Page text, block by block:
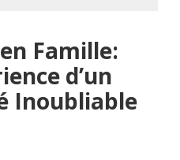
Famille:
d’un
Inoubliable